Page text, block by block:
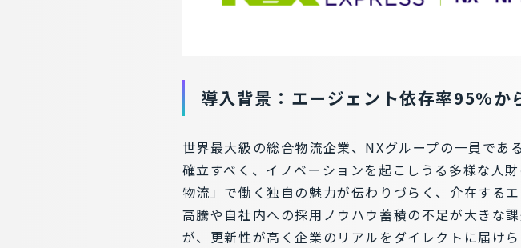
導入背景：エージェント依存率95%か
世界最大級の総合物流企業、NXグループの一員で
確立すべく、イノベーションを起こしうる多様な人
物流」で働く独自の魅力が伝わりづらく、介在する
高騰や自社内への採用ノウハウ蓄積の不足が大きな
が、更新性が高く企業のリアルをダイレクトに届け